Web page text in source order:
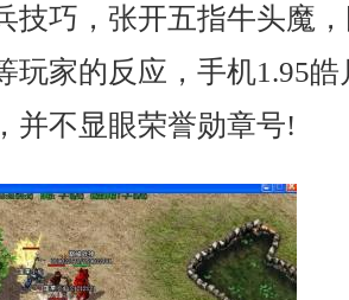
技巧，张开五指牛头魔
玩家的反应，手机1.95
并不显眼荣誉勋章号!